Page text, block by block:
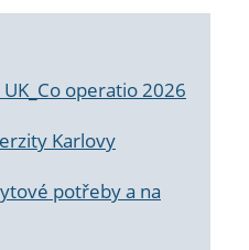
operatio 2026
Karlovy
potřeby a na